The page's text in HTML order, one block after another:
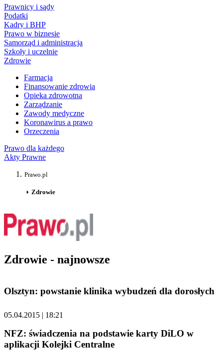
Prawnicy i sądy
Podatki
Kadry i BHP
Prawo w biznesie
Samorząd i administracja
Szkoły i uczelnie
Zdrowie
Farmacja
Finansowanie zdrowia
Opieka zdrowotna
Zarządzanie
Zawody medyczne
Koronawirus a prawo
Orzeczenia
Prawo dla każdego
Akty Prawne
Prawo.pl
Zdrowie
Zdrowie - najnowsze
Olsztyn: powstanie klinika wybudzeń dla dorosłych
05.04.2015 | 18:21
NFZ: świadczenia na podstawie karty DiLO w
aplikacji Kolejki Centralne